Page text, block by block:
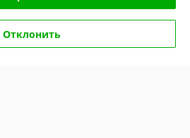
Отклонить